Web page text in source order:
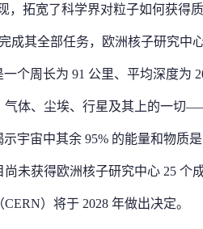
，拓宽了科学界对粒子如何获得
成其全部任务，欧洲核子研究
一个周长为 91 公里、平均深度为
体、尘埃、行星及其上的一切
示宇宙中其余 95% 的能量和物
未获得欧洲核子研究中心 25 个
）将于 2028 年做出决定。